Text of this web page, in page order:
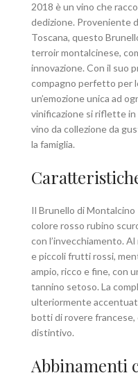
2018 è un vino che
dedizione. Proveniente
Toscana, questo
terroir montalcinese,
innovazione. Con il suo
compagno perfetto per
un’emozione unica ad
vinificazione si riflette
vino da collezione da
la famiglia.
Il Brunello di
colore rosso rubino
con l’invecchiamento.
e piccoli frutti rossi,
ampio, ricco e fine, con
tannino setoso. La
ulteriormente
botti di rovere
distintivo.
Abbinamenti